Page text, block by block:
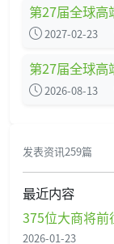
第27届全球高
2027-02-23
第27届全球高
2026-08-13
发表资讯259篇
最近内容
375位大商将前
2026-01-23